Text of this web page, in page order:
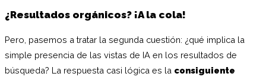
¿Resultados orgánicos? ¡A la cola!
Pero, pasemos a tratar la segunda cuestión: ¿qué implica la
simple presencia de las vistas de IA en los resultados de
búsqueda? La respuesta casi lógica es la consiguiente